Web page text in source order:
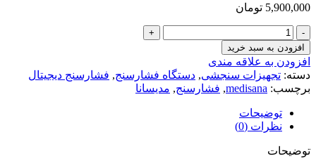
5,900,000 تومان
فشارسنج
دیجیتالی
بازویی
مدیسانا
BU
514
عدد
افزودن به سبد خرید
افزودن به علاقه مندی
دسته: تجهیزات سنجشی, دستگاه فشارسنج, فشارسنج دیجیتال
برچسب: medisana
, فشارسنج, مدیسانا
توضیحات
نظرات (0)
توضیحات